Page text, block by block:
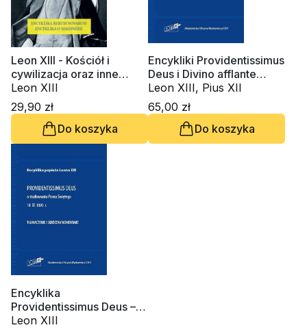
Leon XIII - Kościół i
cywilizacja oraz inne
pisma
Leon XIII
29,90 zł
Do koszyka
Encykliki Providentissimus
Deus i Divino afflante
Spiritu
Leon XIII, Pius XII
65,00 zł
Do koszyka
Encyklika
Providentissimus Deus – O
studiowaniu Pisma
Leon XIII